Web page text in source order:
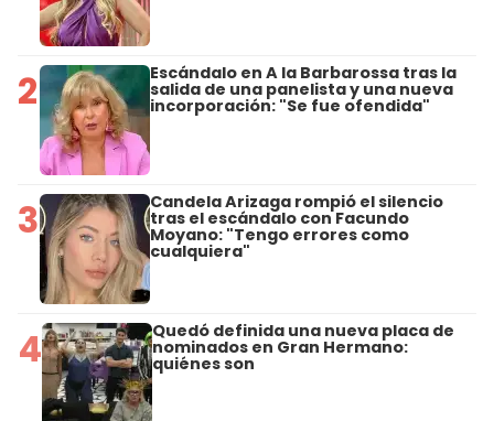
2 Escándalo en A la Barbarossa tras la
salida de una panelista y una nueva
incorporación: "Se fue ofendida"
3 Candela Arizaga rompió el silencio
tras el escándalo con Facundo
Moyano: "Tengo errores como
cualquiera"
4 Quedó definida una nueva placa de
nominados en Gran Hermano:
quiénes son